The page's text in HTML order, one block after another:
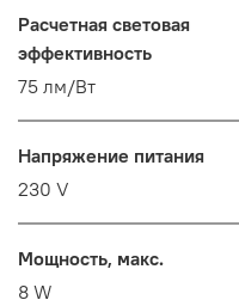
Расчетная световая
эффективность
75 лм/Вт
Напряжение питания
230 V
Мощность, макс.
8 W